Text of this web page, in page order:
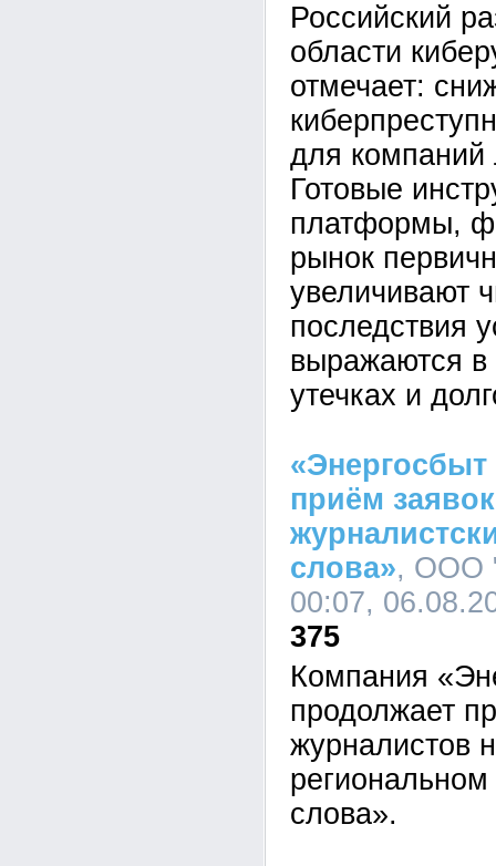
Российский
области
отмечает:
для
Готовые
платформы,
рынок
увеличивают
последствия
выражаются в
утечках и
приём
слова», ООО
00:07,
375
Компания
продолжает
журналистов
слова».